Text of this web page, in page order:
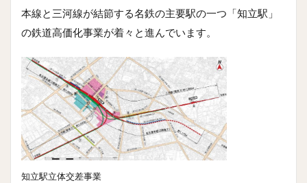
本線と三河線が結節する名鉄の主要駅の一つ「知立駅」
の鉄道高価化事業が着々と進んでいます。
知立駅立体交差事業